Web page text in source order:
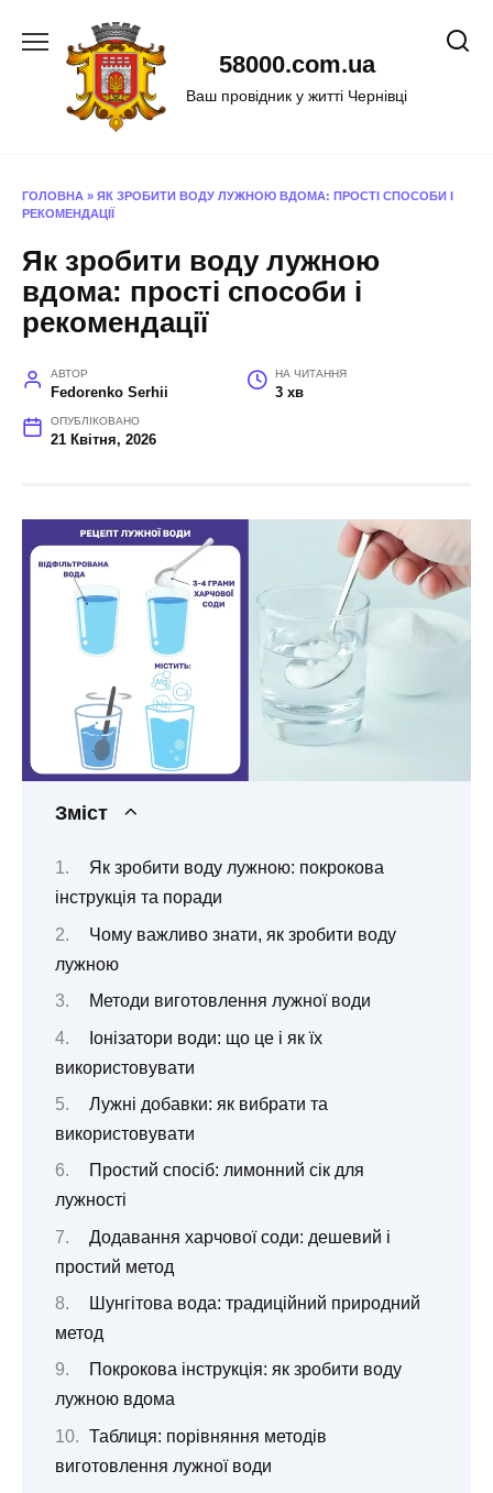
58000.com.ua
Ваш провідник у житті Чернівці
ГОЛОВНА » ЯК ЗРОБИТИ ВОДУ ЛУЖНОЮ ВДОМА: ПРОСТІ СПОСОБИ І
РЕКОМЕНДАЦІЇ
Як зробити воду лужною
вдома: прості способи і
рекомендації
АВТОР
Fedorenko Serhii
НА ЧИТАННЯ
3 хв
ОПУБЛІКОВАНО
21 Квітня, 2026
Зміст
Як зробити воду лужною: покрокова
інструкція та поради
Чому важливо знати, як зробити воду
лужною
Методи виготовлення лужної води
Іонізатори води: що це і як їх
використовувати
Лужні добавки: як вибрати та
використовувати
Простий спосіб: лимонний сік для
лужності
Додавання харчової соди: дешевий і
простий метод
Шунгітова вода: традиційний природний
метод
Покрокова інструкція: як зробити воду
лужною вдома
Таблиця: порівняння методів
виготовлення лужної води